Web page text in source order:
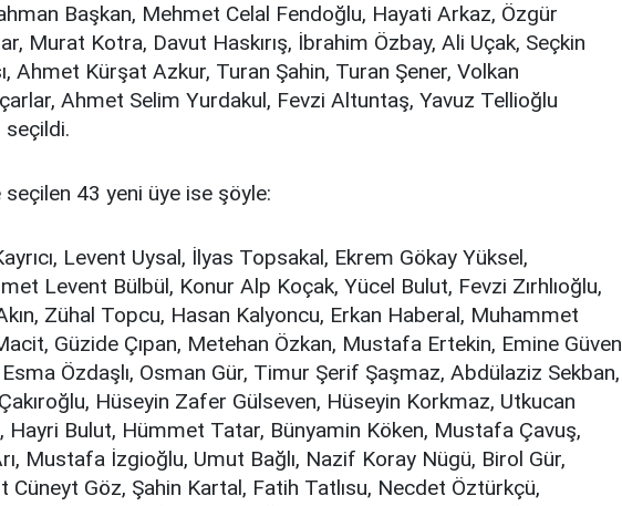
Başkan, Mehmet Celal Fendoğlu, Hayati Arkaz, Özgür
Murat Kotra, Davut Haskırış, İbrahim Özbay, Ali Uçak, Seçkin
Ahmet Kürşat Azkur, Turan Şahin, Turan Şener, Volkan
Ahmet Selim Yurdakul, Fevzi Altuntaş, Yavuz Tellioğlu
seçildi.
seçilen 43 yeni üye ise şöyle:
Levent Uysal, İlyas Topsakal, Ekrem Gökay Yüksel,
Levent Bülbül, Konur Alp Koçak, Yücel Bulut, Fevzi Zırhlıoğlu,
Zühal Topcu, Hasan Kalyoncu, Erkan Haberal, Muhammet
Güzide Çıpan, Metehan Özkan, Mustafa Ertekin, Emine Güven
Özdaşlı, Osman Gür, Timur Şerif Şaşmaz, Abdülaziz Sekban,
Hüseyin Zafer Gülseven, Hüseyin Korkmaz, Utkucan
Hayri Bulut, Hümmet Tatar, Bünyamin Köken, Mustafa Çavuş,
Mustafa İzgioğlu, Umut Bağlı, Nazif Koray Nügü, Birol Gür,
Cüneyt Göz, Şahin Kartal, Fatih Tatlısu, Necdet Öztürkçü,